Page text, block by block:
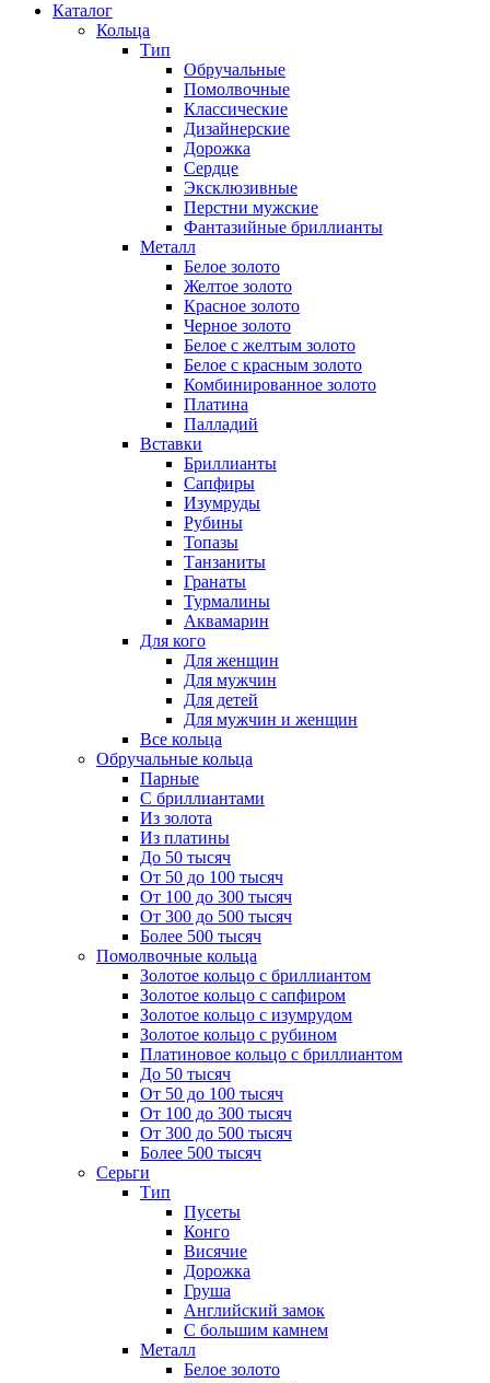
Каталог
Кольца
Тип
Обручальные
Помолвочные
Классические
Дизайнерские
Дорожка
Сердце
Эксклюзивные
Перстни мужские
Фантазийные бриллианты
Металл
Белое золото
Желтое золото
Красное золото
Черное золото
Белое с желтым золото
Белое с красным золото
Комбинированное золото
Платина
Палладий
Вставки
Бриллианты
Сапфиры
Изумруды
Рубины
Топазы
Танзаниты
Гранаты
Турмалины
Аквамарин
Для кого
Для женщин
Для мужчин
Для детей
Для мужчин и женщин
Все кольца
Обручальные кольца
Парные
С бриллиантами
Из золота
Из платины
До 50 тысяч
От 50 до 100 тысяч
От 100 до 300 тысяч
От 300 до 500 тысяч
Более 500 тысяч
Помолвочные кольца
Золотое кольцо с бриллиантом
Золотое кольцо с сапфиром
Золотое кольцо с изумрудом
Золотое кольцо с рубином
Платиновое кольцо с бриллиантом
До 50 тысяч
От 50 до 100 тысяч
От 100 до 300 тысяч
От 300 до 500 тысяч
Более 500 тысяч
Серьги
Тип
Пусеты
Конго
Висячие
Дорожка
Груша
Английский замок
С большим камнем
Металл
Белое золото